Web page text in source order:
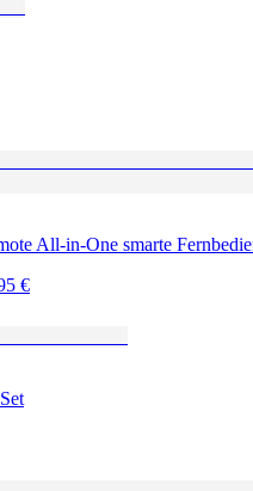
All-in-One smarte
€